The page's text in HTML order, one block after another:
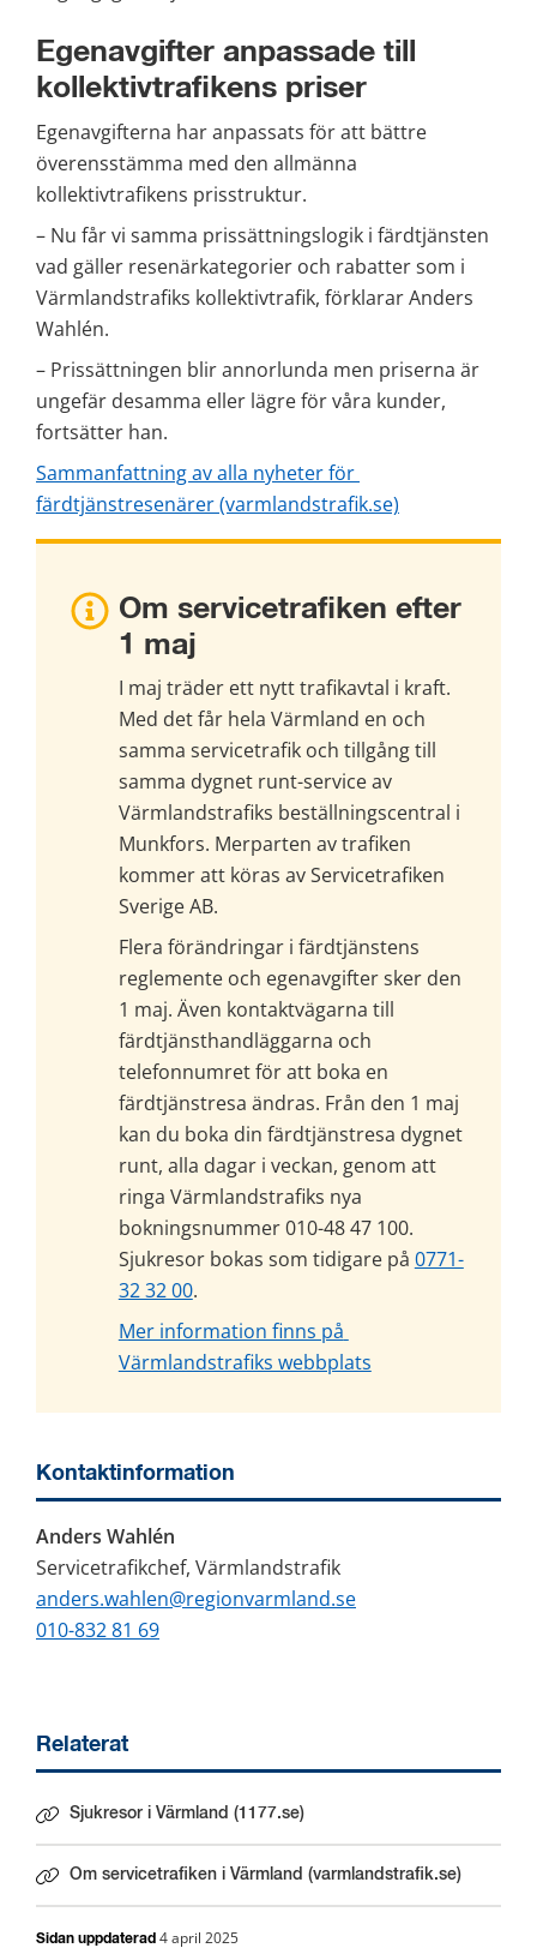
Egenavgifter anpassade till
kollektivtrafikens priser
Egenavgifterna har anpassats för att bättre
överensstämma med den allmänna
kollektivtrafikens prisstruktur.
– Nu får vi samma prissättningslogik i färdtjänsten
vad gäller resenärkategorier och rabatter som i
Värmlandstrafiks kollektivtrafik, förklarar Anders
Wahlén.
– Prissättningen blir annorlunda men priserna är
ungefär desamma eller lägre för våra kunder,
fortsätter han.
Sammanfattning av alla nyheter för
färdtjänstresenärer (varmlandstrafik.se)
Om servicetrafiken efter
1 maj
I maj träder ett nytt trafikavtal i kraft.
Med det får hela Värmland en och
samma servicetrafik och tillgång till
samma dygnet runt-service av
Värmlandstrafiks beställningscentral i
Munkfors. Merparten av trafiken
kommer att köras av Servicetrafiken
Sverige AB.
Flera förändringar i färdtjänstens
reglemente och egenavgifter sker den
1 maj. Även kontaktvägarna till
färdtjänsthandläggarna och
telefonnumret för att boka en
färdtjänstresa ändras. Från den 1 maj
kan du boka din färdtjänstresa dygnet
runt, alla dagar i veckan, genom att
ringa Värmlandstrafiks nya
bokningsnummer 010-48 47 100.
Sjukresor bokas som tidigare på 0771-
32 32 00.
Mer information finns på
Värmlandstrafiks webbplats
Kontaktinformation
Anders Wahlén
Servicetrafikchef, Värmlandstrafik
anders.wahlen@regionvarmland.se
010-832 81 69
Relaterat
Sjukresor i Värmland (1177.se)
Länk till annan webbplats.
Om servicetrafiken i Värmland (varmlandstrafik.se)
Sidan uppdaterad 4 april 2025